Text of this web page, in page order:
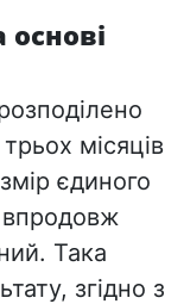
основі
місяців
єдиного
впродовж
Така
згідно з